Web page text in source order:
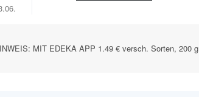
MIT EDEKA APP 1.49 € versch. Sorten, 200 g